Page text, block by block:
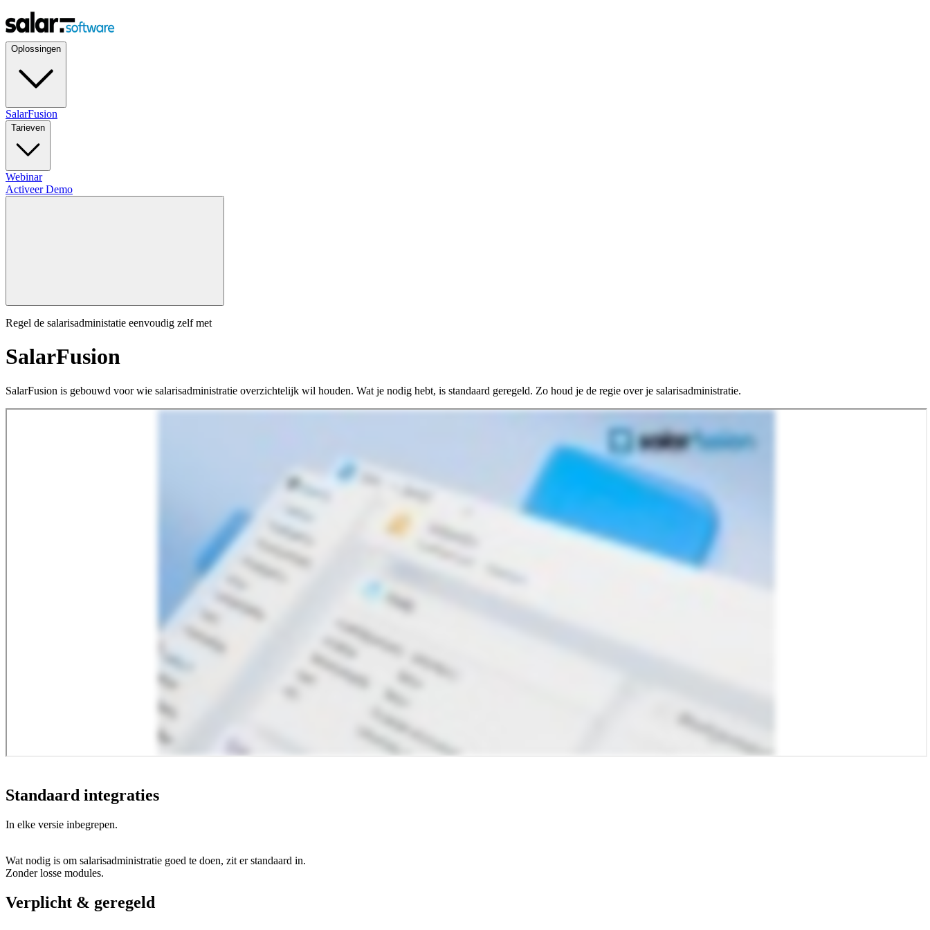
Oplossingen
SalarFusion
Tarieven
Webinar
Activeer Demo
Regel de salarisadministatie eenvoudig zelf met
SalarFusion
SalarFusion is gebouwd voor wie salarisadministratie overzichtelijk wil houden. Wat je nodig hebt, is standaard geregeld. Zo houd je de regie over je salarisadministratie.
Standaard integraties
In elke versie inbegrepen.
Wat nodig is om salarisadministratie goed te doen, zit er standaard in.
Zonder losse modules.
Verplicht & geregeld